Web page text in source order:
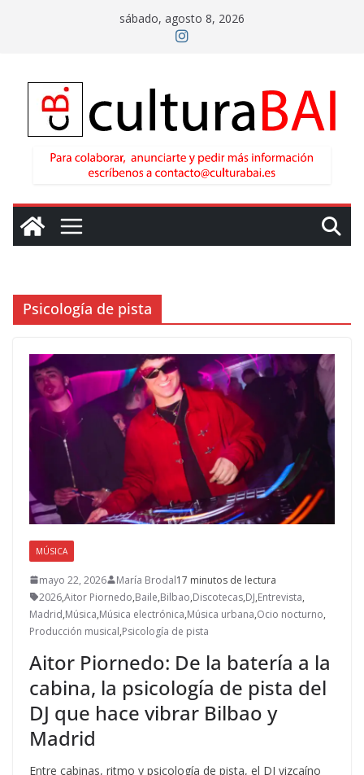
sábado, agosto 8, 2026
Psicología de pista
MÚSICA
mayo 22, 2026 María Brodal17 minutos de lectura
2026,Aitor Piornedo,Baile,Bilbao,Discotecas,DJ,Entrevista,
Madrid,Música,Música electrónica,Música urbana,Ocio nocturno,
Producción musical,Psicología de pista
Aitor Piornedo: De la batería a la
cabina, la psicología de pista del
DJ que hace vibrar Bilbao y
Madrid
Entre cabinas, ritmo y psicología de pista, el DJ vizcaíno